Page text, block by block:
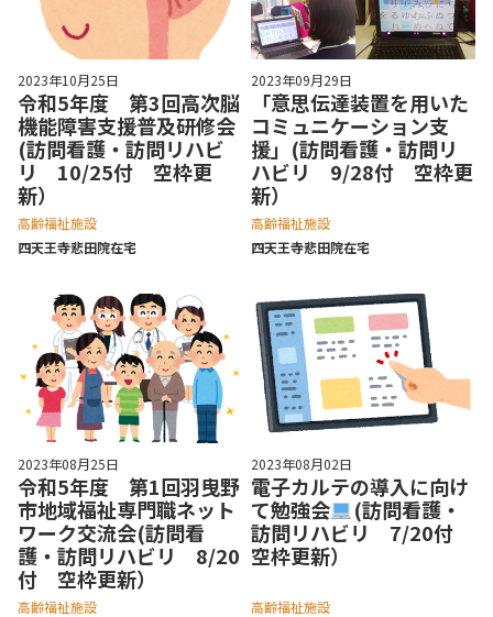
2023年10月25日
令和5年度 第3回高次脳
機能障害支援普及研修会
(訪問看護・訪問リハビ
リ 10/25付 空枠更
新）
高齢福祉施設
四天王寺悲⽥院在宅
2023年09月29日
「意思伝達装置を用いた
コミュニケーション支
援」(訪問看護・訪問リ
ハビリ 9/28付 空枠更
新）
高齢福祉施設
四天王寺悲⽥院在宅
2023年08月25日
令和5年度 第1回羽曳野
市地域福祉専門職ネット
ワーク交流会(訪問看
護・訪問リハビリ 8/20
付 空枠更新）
高齢福祉施設
2023年08月02日
電子カルテの導入に向け
て勉強会
(訪問看護・
訪問リハビリ 7/20付
空枠更新）
高齢福祉施設